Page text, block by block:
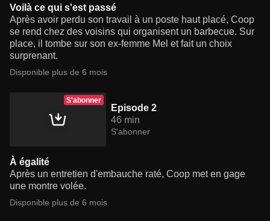
Voilà ce qui s'est passé
Après avoir perdu son travail à un poste haut placé, Coop
se rend chez des voisins qui organisent un barbecue. Sur
place, il tombe sur son ex-femme Mel et fait un choix
surprenant.
Disponible plus de 6 mois
S'abonner
Episode 2
46 min
S'abonner
À égalité
Après un entretien d'embauche raté, Coop met en gage
une montre volée.
Disponible plus de 6 mois